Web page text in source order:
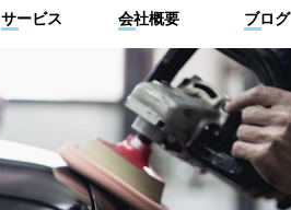
サービス 会社概要 ブログ